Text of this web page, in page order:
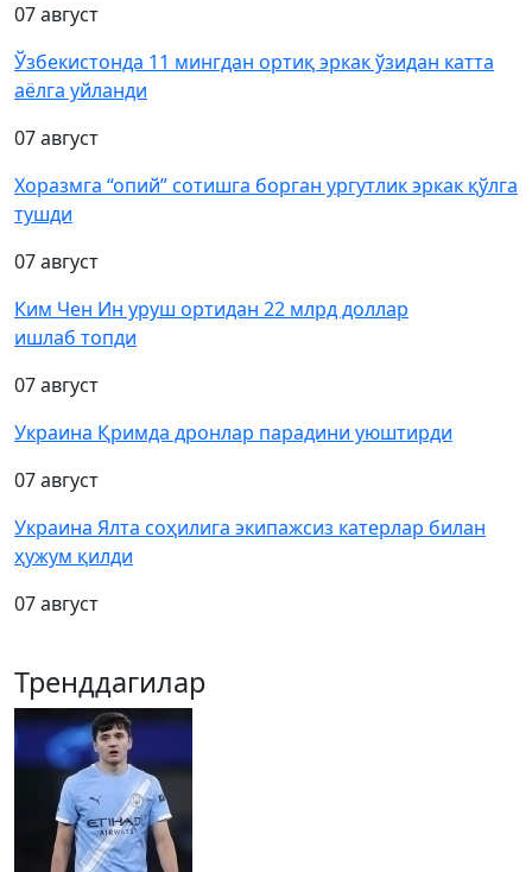
07 август
Ўзбекистонда 11 мингдан ортиқ эркак ўзидан катта
аёлга уйланди
07 август
Хоразмга “опий” сотишга борган ургутлик эркак қўлга
тушди
07 август
Ким Чен Ин уруш ортидан 22 млрд доллар
ишлаб топди
07 август
Украина Қримда дронлар парадини уюштирди
07 август
Украина Ялта соҳилига экипажсиз катерлар билан
ҳужум қилди
07 август
Тренддагилар